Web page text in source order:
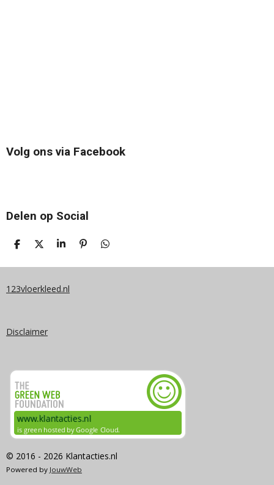
Volg ons via Facebook
Delen op Social
D
L
N
D
E
S
A
E
P
N
D
L
123vloerkleed.nl
Disclaimer
© 2016 - 2026 Klantacties.nl
Powered by JouwWeb